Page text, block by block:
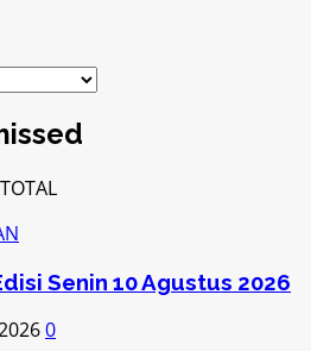
Senin 10 Agustus 2026
0